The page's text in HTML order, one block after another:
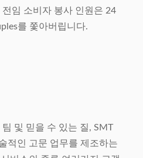
임 소비자 봉사 인원은 24
를 쫓아버립니다.
및 믿을 수 있는 질, SMT
적인 고문 업무를 제조하는